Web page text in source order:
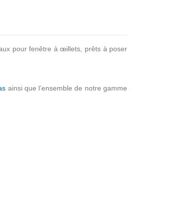
pour fenêtre à œillets, prêts à poser
ainsi que l’ensemble de notre gamme